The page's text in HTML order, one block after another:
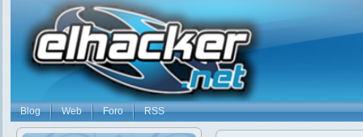
Blog Web Foro RSS